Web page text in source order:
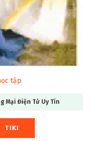
tập
Mại Điện Tử Uy Tín
TIKI